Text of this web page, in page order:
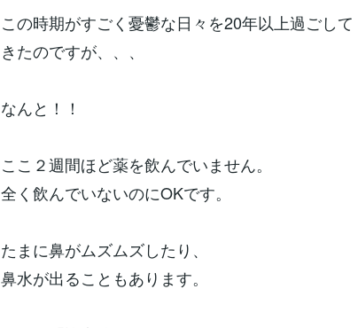
この時期がすごく憂鬱な日々を20年以上過ごして
きたのですが、、、
なんと！！
ここ２週間ほど薬を飲んでいません。
全く飲んでいないのにOKです。
たまに鼻がムズムズしたり、
鼻水が出ることもあります。